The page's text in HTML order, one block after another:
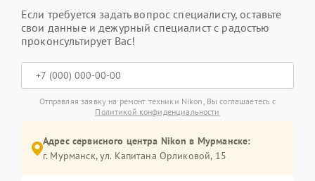
Если требуется задать вопрос специалисту, оставьте
свои данные и дежурный специалист с радостью
проконсультирует Вас!
Отправляя заявку на ремонт техники Nikon, Вы соглашаетесь с
Политикой конфиденциальности
Адрес сервисного центра Nikon в Мурманске:
г. Мурманск, ул. Капитана Орликовой, 15